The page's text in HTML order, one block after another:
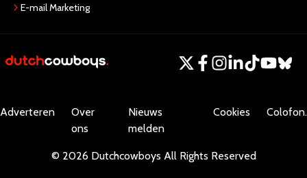
E-mail Marketing
Adverteren
Over
ons
Nieuws
melden
Cookies Colofon.
© 2026 Dutchcowboys All Rights Reserved